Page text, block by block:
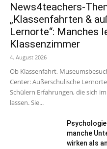
News4teachers-
„Klassenfahrten &
Lernorte“: Manches
Klassenzimmer
4. August 2026
Ob Klassenfahrt,
Center: Außerschulische
Schülern Erfahrungen, die sich
lassen. Sie...
manche
wirken als